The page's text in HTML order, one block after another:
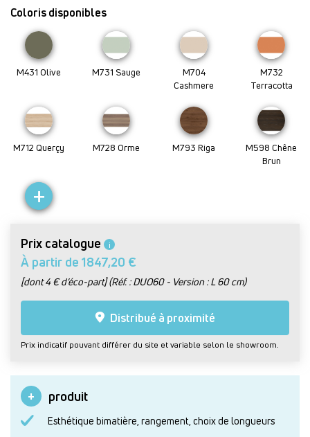
Coloris disponibles
M431 Olive M731 Sauge
M704
Cashmere
M732
Terracotta
M712 Querçy M728 Orme M793 Riga
M598 Chêne
Brun
+
Prix catalogue i
À partir de 1847,20 €
[dont 4 € d’éco-part] (Réf. : DUO60 - Version : L 60 cm)
Distribué à proximité
Prix indicatif pouvant différer du site et variable selon le showroom.
produit
Esthétique bimatière, rangement, choix de longueurs